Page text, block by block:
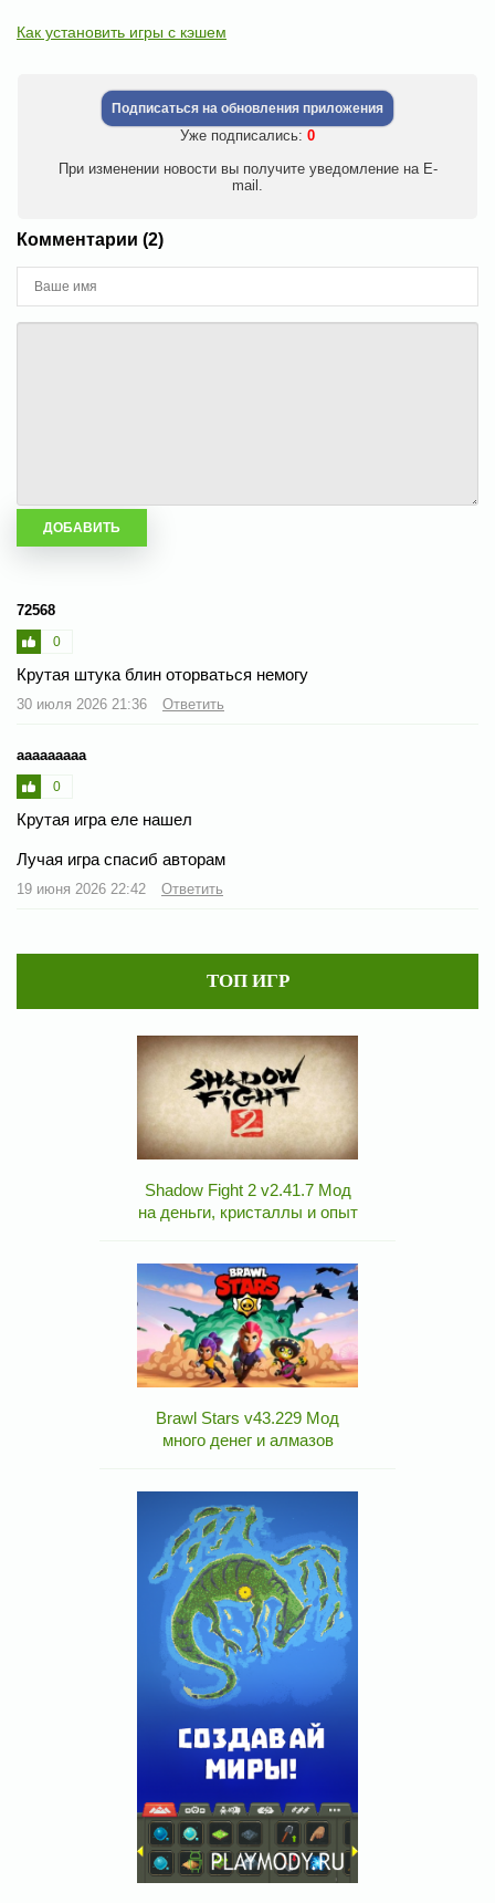
Как установить игры с кэшем
Подписаться на обновления приложения
Уже подписались: 0
При изменении новости вы получите уведомление на E-
mail.
Комментарии (2)
72568
0
Крутая штука блин оторваться немогу
30 июля 2026 21:36 Ответить
ааааааааа
0
Крутая игра еле нашел
Лучая игра спасиб авторам
19 июня 2026 22:42 Ответить
ТОП ИГР
Shadow Fight 2 v2.41.7 Мод
на деньги, кристаллы и опыт
Brawl Stars v43.229 Мод
много денег и алмазов